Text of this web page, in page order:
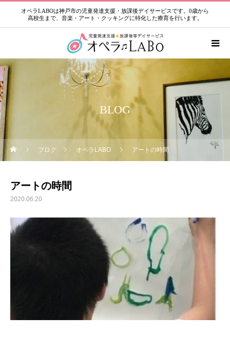
オペラLABOは神戸市の児童発達支援・放課後デイサービスです。0歳から
高校生まで、音楽・アート・クッキングに特化した療育を行います。
BLOG
ブログ オペラLABO アートの時間
アートの時間
2020.06.20